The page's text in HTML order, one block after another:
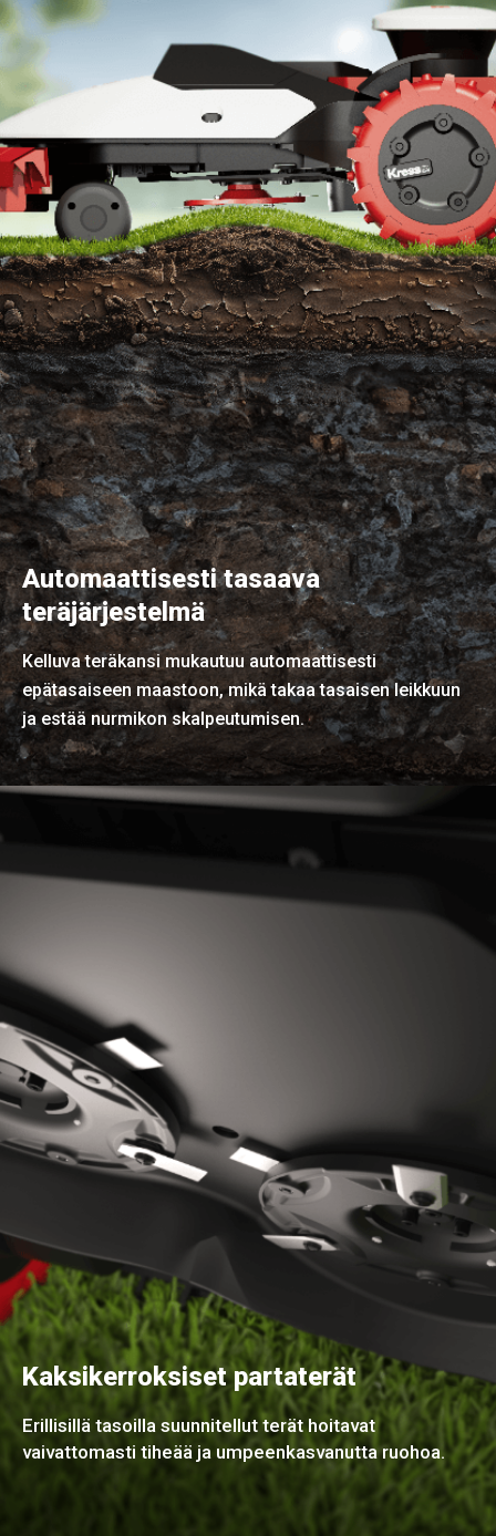
Automaattisesti tasaava
teräjärjestelmä
Kelluva teräkansi mukautuu automaattisesti
epätasaiseen maastoon, mikä takaa tasaisen leikkuun
ja estää nurmikon skalpeutumisen.
Kaksikerroksiset partaterät
Erillisillä tasoilla suunnitellut terät hoitavat
vaivattomasti tiheää ja umpeenkasvanutta ruohoa.